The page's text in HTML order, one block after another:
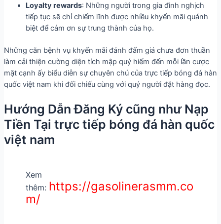
Loyalty rewards: Những người trong gia đình nghịch
tiếp tục sẽ chỉ chiếm lĩnh được nhiều khyến mãi quánh
biệt để cảm ơn sự trung thành của họ.
Những căn bệnh vụ khyến mãi đánh đấm giá chưa đơn thuần
làm cải thiện cường diện tích mập quý hiếm đến mỗi lần cược
mặt cạnh ấy biểu diễn sự chuyên chú của trực tiếp bóng đá hàn
quốc việt nam khi đối chiếu cùng với quý người đặt hàng đọc.
Hướng Dẫn Đăng Ký cũng như Nạp
Tiền Tại trực tiếp bóng đá hàn quốc
việt nam
Xem
thêm: https://gasolinerasmm.co
m/